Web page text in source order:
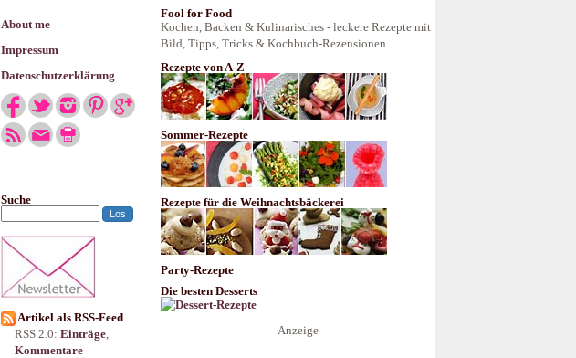
About me
Impressum
Datenschutzerklärung
Suche
Artikel als RSS-Feed
RSS 2.0: Einträge,
Kommentare
Fool for Food
Kochen, Backen & Kulinarisches - leckere Rezepte mit
Bild, Tipps, Tricks & Kochbuch-Rezensionen.
Rezepte von A-Z
Sommer-Rezepte
Rezepte für die Weihnachtsbäckerei
Party-Rezepte
Die besten Desserts
Anzeige